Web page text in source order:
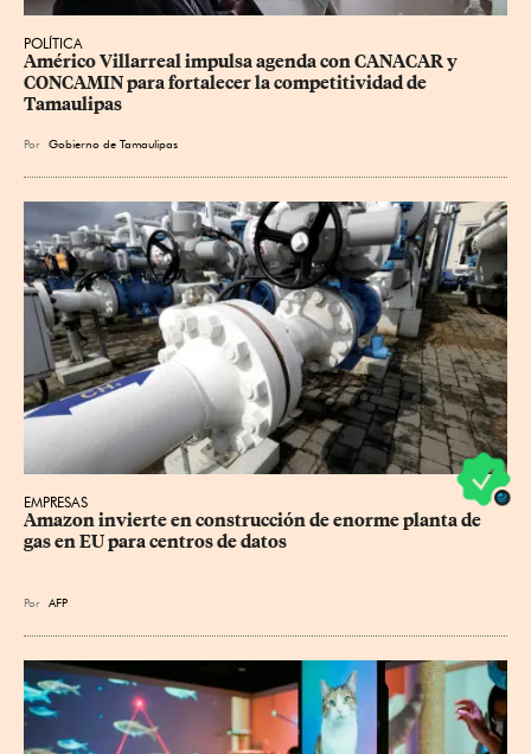
POLÍTICA
Américo Villarreal impulsa agenda con CANACAR y
CONCAMIN para fortalecer la competitividad de
Tamaulipas
Por Gobierno de Tamaulipas
EMPRESAS
Amazon invierte en construcción de enorme planta de
gas en EU para centros de datos
Por AFP